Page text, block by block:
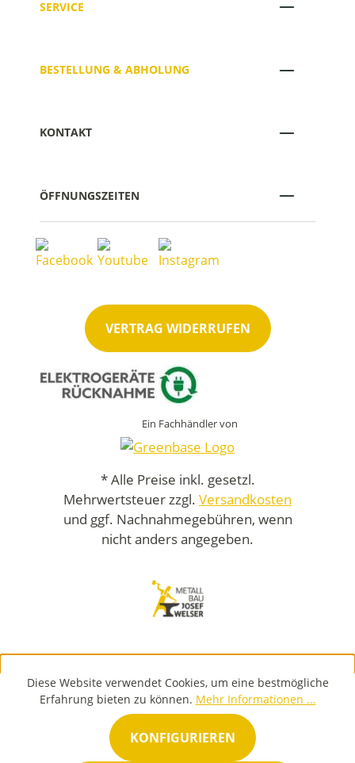
SERVICE
BESTELLUNG & ABHOLUNG
KONTAKT
ÖFFNUNGSZEITEN
VERTRAG WIDERRUFEN
Ein Fachhändler von
* Alle Preise inkl. gesetzl.
Mehrwertsteuer zzgl. Versandkosten
und ggf. Nachnahmegebühren, wenn
nicht anders angegeben.
Diese Website verwendet Cookies, um eine bestmögliche
Erfahrung bieten zu können. Mehr Informationen ...
KONFIGURIEREN